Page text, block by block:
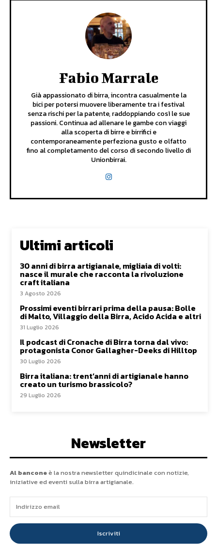
Fabio Marrale
Già appassionato di birra, incontra casualmente la
bici per potersi muovere liberamente tra i festival
senza rischi per la patente, raddoppiando così le sue
passioni. Continua ad allenare le gambe con viaggi
alla scoperta di birre e birrifici e
contemporaneamente perfeziona gusto e olfatto
fino al completamento del corso di secondo livello di
Unionbirrai.
Ultimi articoli
30 anni di birra artigianale, migliaia di volti:
nasce il murale che racconta la rivoluzione
craft italiana
3 Agosto 2026
Prossimi eventi birrari prima della pausa: Bolle
di Malto, Villaggio della Birra, Acido Acida e altri
31 Luglio 2026
Il podcast di Cronache di Birra torna dal vivo:
protagonista Conor Gallagher-Deeks di Hilltop
30 Luglio 2026
Birra italiana: trent’anni di artigianale hanno
creato un turismo brassicolo?
29 Luglio 2026
Newsletter
Al banconeè la nostra newsletter quindicinale con notizie,
iniziative ed eventi sulla birra artigianale.
Iscriviti